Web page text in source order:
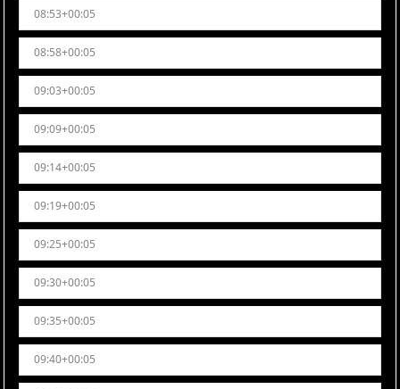
08:53+00:05
08:58+00:05
09:03+00:05
09:09+00:05
09:14+00:05
09:19+00:05
09:25+00:05
09:30+00:05
09:35+00:05
09:40+00:05